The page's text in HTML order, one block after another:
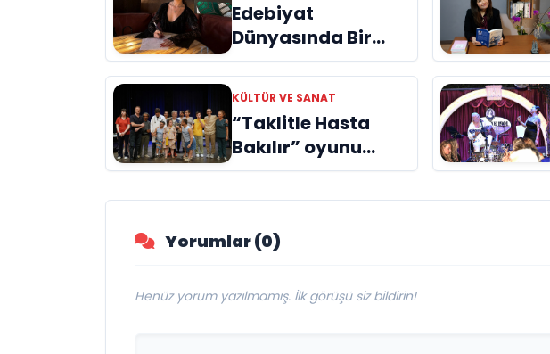
Edebiyat
Dünyasında Bir
Genç Deha
Doğuyor: Dilruba
Engin ve Zift Karası
Evreni ‘AVENOİR’
KÜLTÜR VE SANAT
“Taklitle Hasta
Bakılır” oyunu
engelleri sanatla
aştı
Yorumlar (0)
Henüz yorum yazılmamış. İlk görüşü siz bildirin!